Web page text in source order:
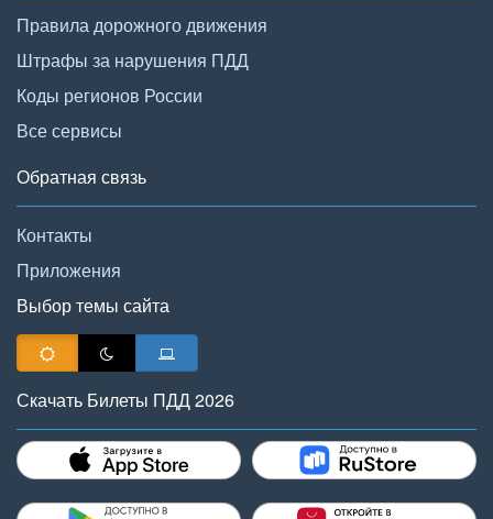
Правила дорожного движения
Штрафы за нарушения ПДД
Коды регионов России
Все сервисы
Обратная связь
Контакты
Приложения
Выбор темы сайта
Скачать Билеты ПДД 2026